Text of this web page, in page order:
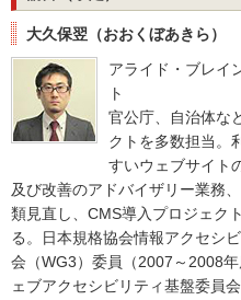
大久保翌（おおくぼあきら）
アライド・ブレイ
ト
官公庁、自治体な
クトを多数担当。
すいウェブサイト
及び改善のアドバイザリー業務
類見直し、CMS導入プロジェク
る。日本規格協会情報アクセシ
会（WG3）委員（2007～2008
ェブアクセシビリティ基盤委員